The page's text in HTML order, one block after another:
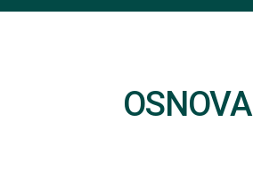
OSNOVA